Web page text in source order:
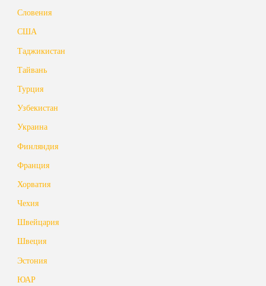
Словения
США
Таджикистан
Тайвань
Турция
Узбекистан
Украина
Финляндия
Франция
Хорватия
Чехия
Швейцария
Швеция
Эстония
ЮАР